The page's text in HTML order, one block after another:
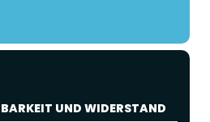
UND WIDERSTAND